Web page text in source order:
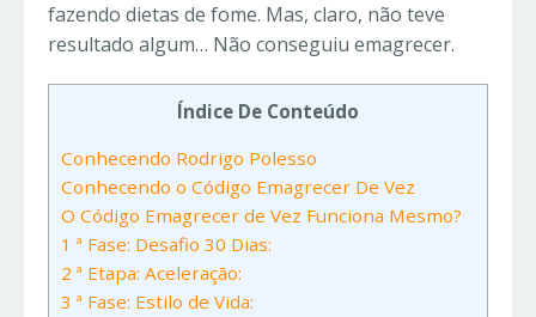
fazendo dietas de fome. Mas, claro, não teve
resultado algum… Não conseguiu emagrecer.
Índice De Conteúdo
Conhecendo Rodrigo Polesso
Conhecendo o Código Emagrecer De Vez
O Código Emagrecer de Vez Funciona Mesmo?
1 ª Fase: Desafio 30 Dias:
2 ª Etapa: Aceleração:
3 ª Fase: Estilo de Vida: